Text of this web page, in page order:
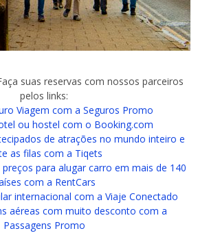
suas reservas com nossos parceiros
pelos links:
Viagem com a Seguros Promo
ou hostel com o Booking.com
de atrações no mundo inteiro e
as filas com a Tiqets
para alugar carro em mais de 140
com a RentCars
internacional com a Viaje Conectado
aéreas com muito desconto com a
Passagens Promo